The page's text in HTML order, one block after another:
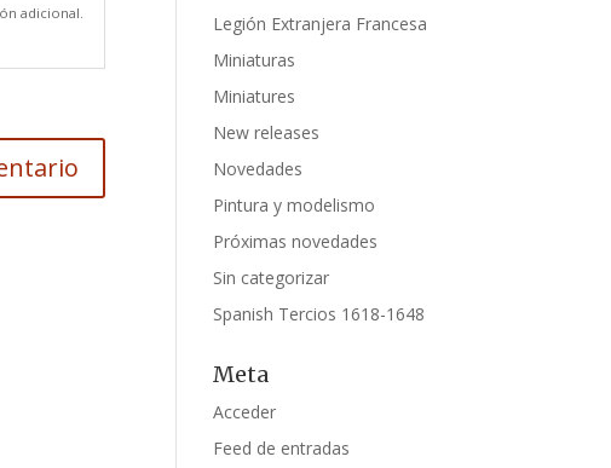
adicional.
Legión Extranjera Francesa
Miniaturas
Miniatures
New releases
Novedades
Pintura y modelismo
Próximas novedades
Sin categorizar
Spanish Tercios 1618-1648
Meta
Acceder
Feed de entradas